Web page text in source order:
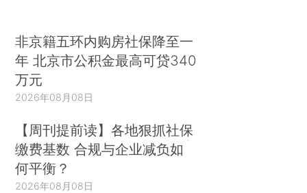
非京籍五环内购房社保降至一
年 北京市公积金最高可贷340
万元
2026年08月08日
【周刊提前读】各地狠抓社保
缴费基数 合规与企业减负如
何平衡？
2026年08月08日